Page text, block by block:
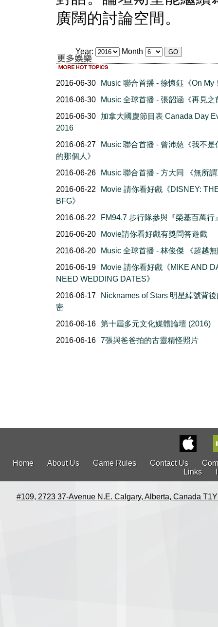
廣闊的討論空間。
Year: Month
2016-06-30
Music 聯合首播 - 徐懷鈺《On My
2016-06-30
Music 全球首播 - 張韶涵《再見之
2016-06-30
加拿大國慶節目表 Canada Day
2016
2016-06-27
Music 聯合首播 - 曾沛慈《我不是
的那個人》
2016-06-26
Music 聯合首播 - 方大同 《無所
2016-06-22
Movie 請你看好戲《DISNEY:
BFG》
2016-06-22
FM94.7 步行隊參與『榮基百萬行
2016-06-20
Movie請你看好戲有獎問答遊戲
2016-06-20
Music 全球首播 - 林俊傑 《超越
2016-06-19
Movie 請你看好戲《MIKE AND
NEED WEDDING DATES》
2016-06-17
Nicknames of Stars 明星綽號背
密
2016-06-16 第十屆多元文化媒體論壇 (2016)
2016-06-16 7張與爸爸拍的古靈精怪照片
Home About Us Game Rules Contact Us
Links
#109, 2723 37-Avenue N.E. Calgary, Alberta, Canada